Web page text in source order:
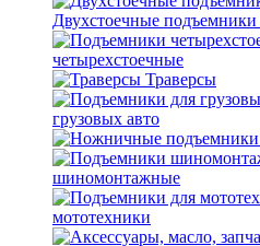
Двухстоечные
четырехстоечные
Траверсы
грузовых авто
шиномонтажные
мототехники